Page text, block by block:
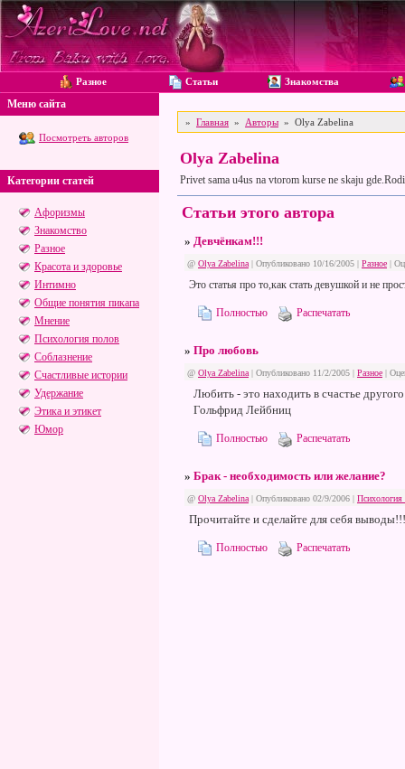
Разное Статьи Знакомства
Меню сайта
Посмотреть авторов
Категории статей
Афоризмы
Знакомство
Разное
Красота и здоровье
Интимно
Общие понятия пикапа
Мнение
Психология полов
Соблазнение
Счастливые истории
Удержание
Этика и этикет
Юмор
» Главная » Авторы » Olya Zabelina
Olya Zabelina
Privet sama u4us na vtorom kurse ne skaju
Статьи этого автора
» Девчёнкам!!!
@ Olya Zabelina | Опубликовано 10/16/2005 | Разное |
Это статья про то,как стать девушкой и не
Полностью Распечатать
» Про любовь
@ Olya Zabelina | Опубликовано 11/2/2005 | Разное |
Любить - это находить в счастье
Гольфрид Лейбниц
Полностью Распечатать
» Брак - необходимость или желание?
@ Olya Zabelina | Опубликовано 02/9/2006 | Психология
Прочитайте и сделайте для себя
Полностью Распечатать